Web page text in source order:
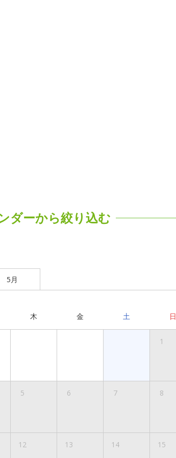
ダーから絞り込む
5月
木 金 土 日
1
5 6 7 8
12 13 14 15